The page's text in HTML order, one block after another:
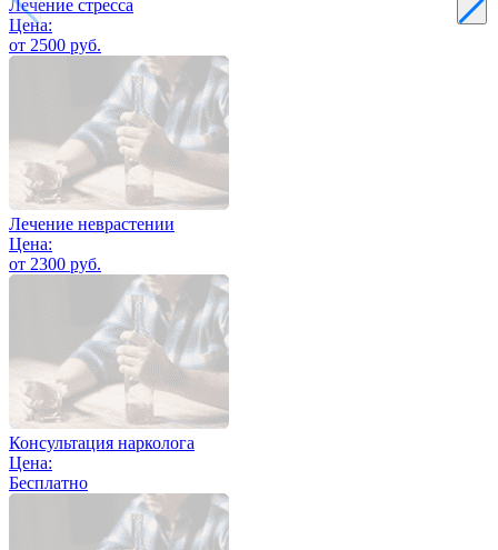
Лечение стресса
Цена:
от 2500 руб.
Лечение неврастении
Цена:
от 2300 руб.
Консультация нарколога
Цена:
Бесплатно